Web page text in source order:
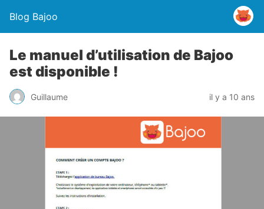
Blog Bajoo
Le manuel d’utilisation de Bajoo
est disponible !
Guillaume il y a 10 ans